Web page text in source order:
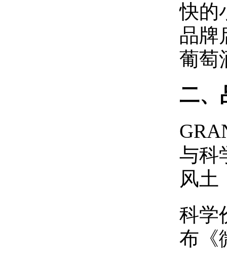
快的
品牌
葡萄
二、
与科
风土
科学
布《